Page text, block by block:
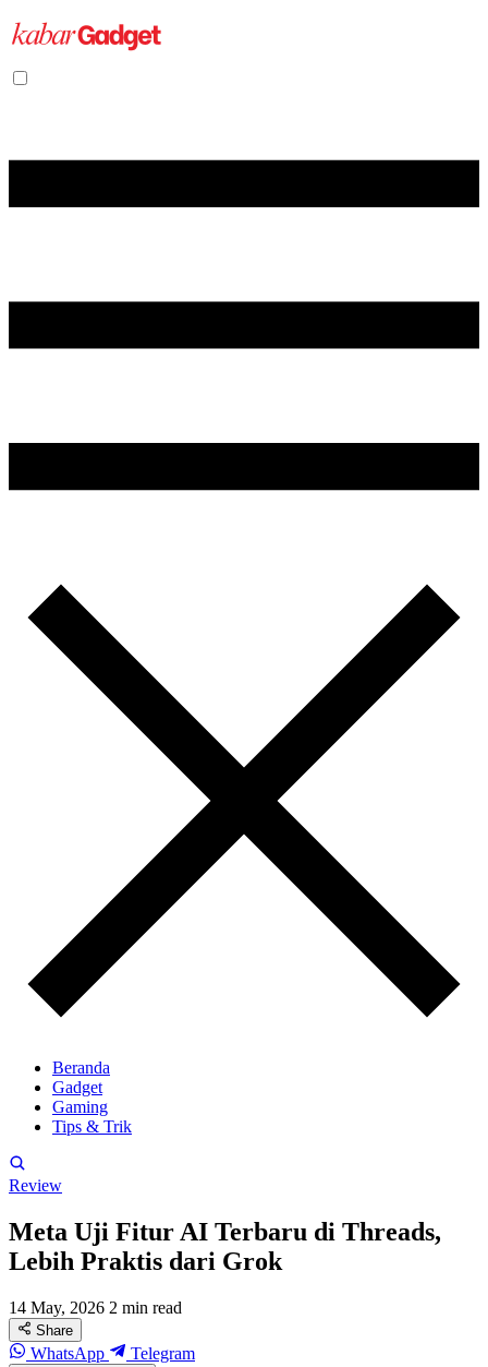
Beranda
Gadget
Gaming
Tips & Trik
Review
Meta Uji Fitur AI Terbaru di Threads,
Lebih Praktis dari Grok
14 May, 2026 2 min read
Share
WhatsApp Telegram